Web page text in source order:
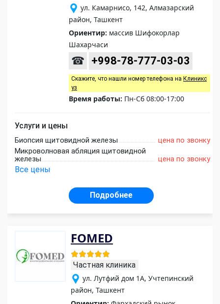
ул. Камарнисо, 142, Алмазарский
район, Ташкент
Ориентир: массив Шифокорлар
Шахарчаси
☎ +998-78-777-03-03
Скажите, что нашли номер телефона на Клиникс
уз
Время работы: Пн-Сб 08:00-17:00
Услуги и цены
Биопсия щитовидной железы
цена по звонку
Микроволновая абляция щитовидной
железы
цена по звонку
Все цены
Подробнее
FOMED
Частная клиника
ул. Лутфий дом 1А, Учтепинский
район, Ташкент